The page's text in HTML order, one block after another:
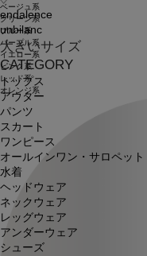
endalence
unbilanc
大きいサイズ
CATEGORY
トップス
アウター
パンツ
スカート
ワンピース
オールインワン・サロペット
水着
ヘッドウェア
ネックウェア
レッグウェア
アンダーウェア
シューズ
ベージュ系
グリーン系
ブルー系
パープル系
イエロー系
ピンク系
レッド系
オレンジ系